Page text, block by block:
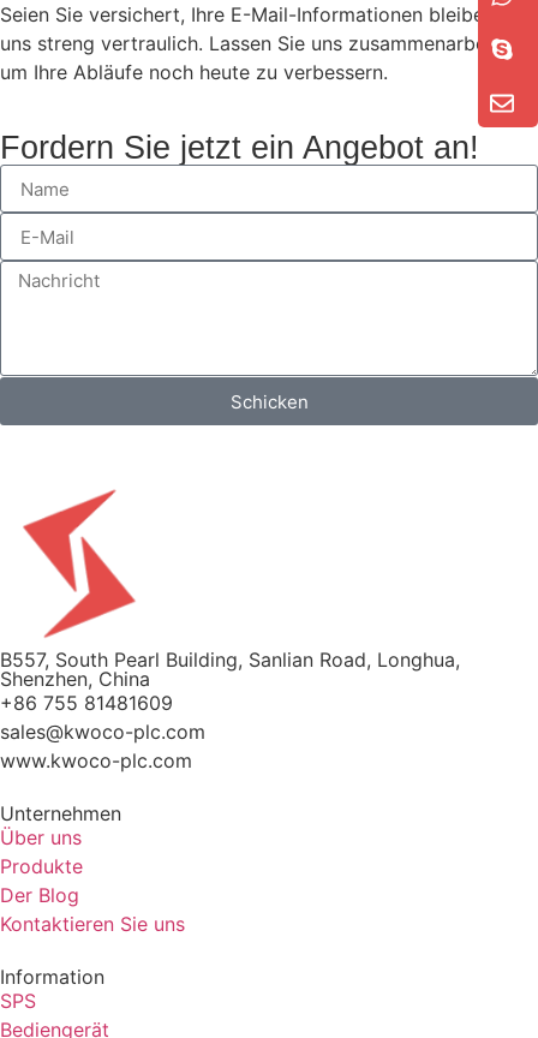
Seien Sie versichert, Ihre E-Mail-Informationen bleiben bei
uns streng vertraulich. Lassen Sie uns zusammenarbeiten,
um Ihre Abläufe noch heute zu verbessern.
Fordern Sie jetzt ein Angebot an!
Schicken
B557, South Pearl Building, Sanlian Road, Longhua,
Shenzhen, China
+86 755 81481609
sales@kwoco-plc.com
www.kwoco-plc.com
Unternehmen
Über uns
Produkte
Der Blog
Kontaktieren Sie uns
Information
SPS
Bediengerät